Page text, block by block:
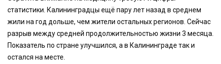
статистики. Калининградцы ещё пару лет назад в среднем
жили на год дольше, чем жители остальных регионов. Сейчас
разрыв между средней продолжительностью жизни 3 месяца.
Показатель по стране улучшился, а в Калининграде так и
остался на месте.